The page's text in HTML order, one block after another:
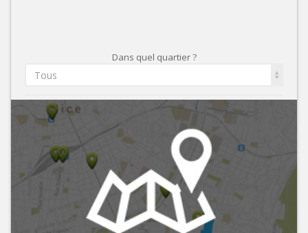
Dans quel quartier ?
Tous